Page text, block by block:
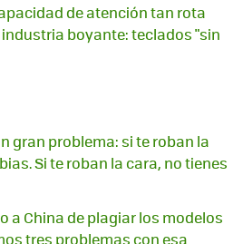
de atención tan rota
boyante: teclados "sin
gran problema: si te roban la
Si te roban la cara, no tienes
a China de plagiar los modelos
tres problemas con esa